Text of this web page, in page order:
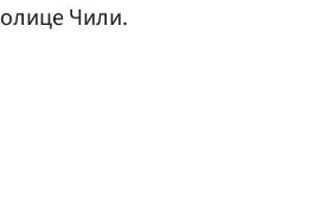
Чили.